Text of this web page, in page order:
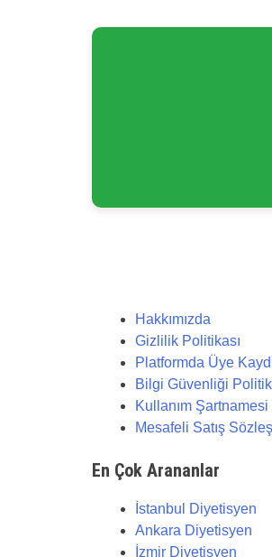
Hakkımızda
Gizlilik Politikası
Platformda Üye
Bilgi Güvenliği
Kullanım Şartnamesi
Mesafeli Satış
En Çok Arananlar
İstanbul Diyetisyen
Ankara Diyetisyen
İzmir Diyetisyen